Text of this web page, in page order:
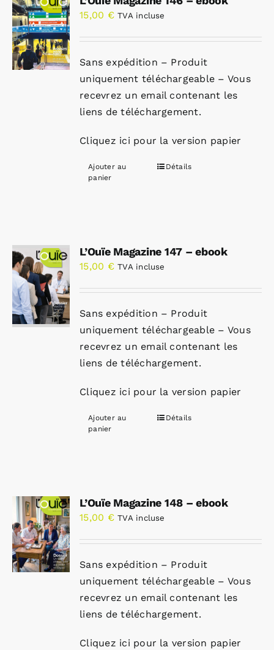
15,00 € TVA incluse
Sans expédition – Produit
uniquement téléchargeable – Vous
recevrez un email contenant les
liens de téléchargement.
Cliquez ici pour la version papier
Ajouter au
panier
Détails
L’Ouïe Magazine 147 – ebook
15,00 € TVA incluse
Sans expédition – Produit
uniquement téléchargeable – Vous
recevrez un email contenant les
liens de téléchargement.
Cliquez ici pour la version papier
Ajouter au
panier
Détails
L’Ouïe Magazine 148 – ebook
15,00 € TVA incluse
Sans expédition – Produit
uniquement téléchargeable – Vous
recevrez un email contenant les
liens de téléchargement.
Cliquez ici pour la version papier